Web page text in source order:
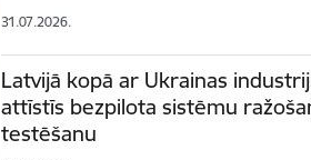
31.07.2026.
Latvijā kopā ar Ukrainas
attīstīs bezpilota sistēmu
testēšanu